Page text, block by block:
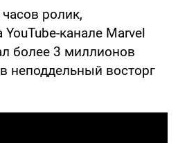
ролик,
канале Marvel
более 3 миллионов
неподдельный восторг